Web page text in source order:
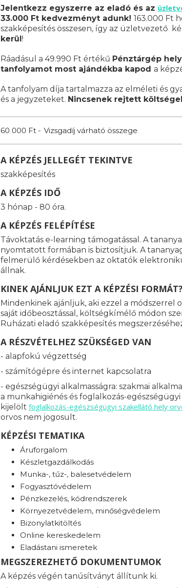
Jelentkezz egyszerre az eladó és az
33.000 Ft kedvezményt adunk! 163.000 Ft
szakképesítés összesen, így az üzletvezető
kerül !
Ráadásul a 49.990 Ft értékű Pénztárgép
tanfolyamot most ajándékba kapod a
A tanfolyam díja tartalmazza az elméleti és
és a jegyzeteket. Nincsenek rejtett
60 000 Ft - Vizsgadíj várható összege
A KÉPZÉS JELLEGÉT TEKINTVE
szakképesítés
A KÉPZÉS IDŐ
3 hónap - 80 óra.
A KÉPZÉS FELÉPÍTÉSE
Távoktatás e-learning támogatással. A
nyomtatott formában is biztosítjuk. A
felmerülő kérdésekben az oktatók
állnak.
KINEK AJÁNLJUK EZT A KÉPZÉSI FORMÁT?
Mindenkinek ajánljuk, aki ezzel a módszerrel
saját időbeosztással, költségkímélő módon
Ruházati eladó szakképesítés
A RÉSZVÉTELHEZ SZÜKSÉGED VAN
- alapfokú végzettség
- számítógépre és internet kapcsolatra
- egészségügyi alkalmasságra: szakmai
a munkahigiénés és foglalkozás-egészségügyi
kijelölt foglalkozás-egészségügyi szakellátó hely
orvos nem jogosult.
KÉPZÉSI TEMATIKA
Áruforgalom
Készletgazdálkodás
Munka-, tűz-, balesetvédelem
Fogyasztóvédelem
Pénzkezelés, kódrendszerek
Környezetvédelem, minőségvédelem
Bizonylatkitöltés
Online kereskedelem
Eladástani ismeretek
MEGSZEREZHETŐ DOKUMENTUMOK
A képzés végén tanúsítványt állítunk ki.